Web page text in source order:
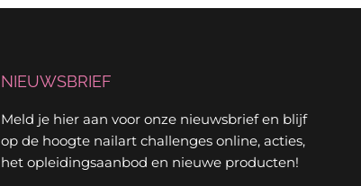
NIEUWSBRIEF
Meld je hier aan voor onze nieuwsbrief en blijf
op de hoogte nailart challenges online, acties,
het opleidingsaanbod en nieuwe producten!